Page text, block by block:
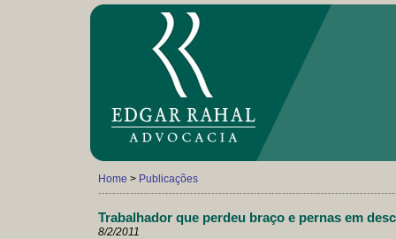
Home > Publicações
Trabalhador que perdeu braço e pernas em
8/2/2011